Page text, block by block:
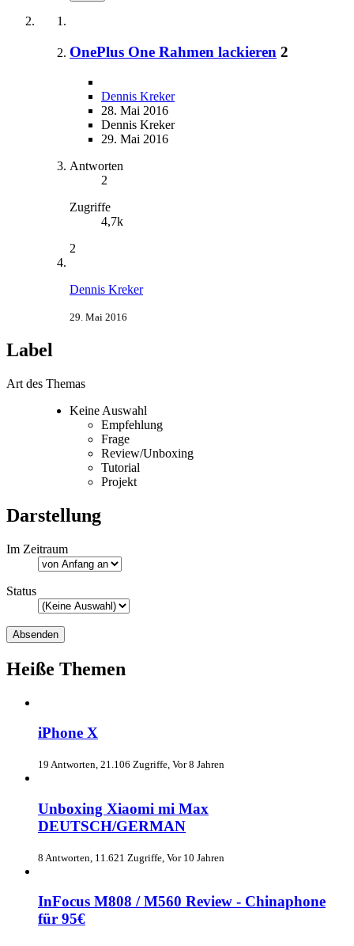
OnePlus One Rahmen lackieren 2
Dennis Kreker
28. Mai 2016
Dennis Kreker
29. Mai 2016
Antworten
2
Zugriffe
4,7k
2
Dennis Kreker
29. Mai 2016
Label
Art des Themas
Keine Auswahl
Empfehlung
Frage
Review/Unboxing
Tutorial
Projekt
Darstellung
Im Zeitraum
Status
Heiße Themen
iPhone X
19 Antworten, 21.106 Zugriffe, Vor 8 Jahren
Unboxing Xiaomi mi Max
DEUTSCH/GERMAN
8 Antworten, 11.621 Zugriffe, Vor 10 Jahren
InFocus M808 / M560 Review - Chinaphone
für 95€